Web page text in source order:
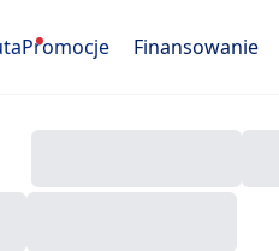
Promocje Finansowanie